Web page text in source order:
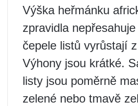
Výška heřmánku
zpravidla
čepele listů vyrůstají
Výhony jsou krátké.
listy jsou poměrně
zelené nebo tmavě